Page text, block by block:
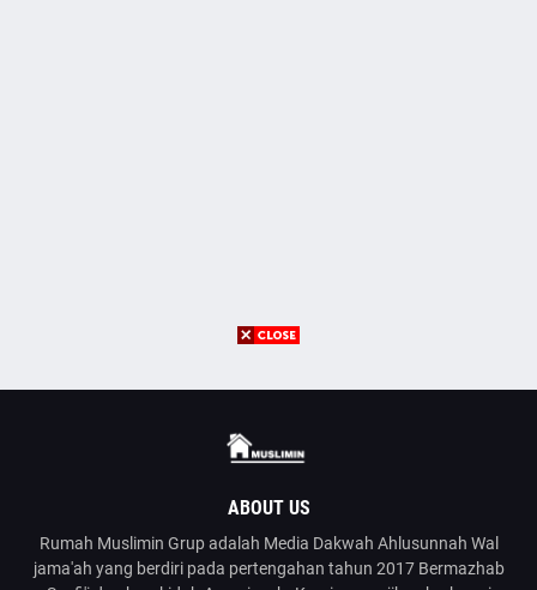
ABOUT US
Rumah Muslimin Grup adalah Media Dakwah Ahlusunnah Wal
jama'ah yang berdiri pada pertengahan tahun 2017 Bermazhab